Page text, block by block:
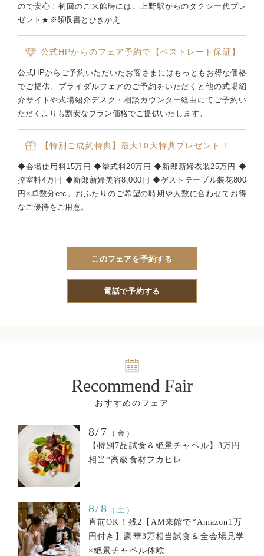
ので安心！初回のご来館時には、上野駅からのタクシー代プレ
ゼント★※領収書とひきかえ
公式HPからのフェア予約で【ベストレート保証】
公式HPからご予約いただいたお客さまにはもっともお得な価格
でご提供。ブライダルフェアのご予約をいただくと他の式場紹
介サイトや式場紹介デスク・相談カウンター経由にてご予約い
ただくよりも割安なプラン価格でご提供いたします。
【特別ご成約特典】最大10大特典プレゼント！
◆会場使用料15万円 ◆挙式料20万円 ◆新郎新婦衣装25万円 ◆
控室料4万円 ◆新郎新婦美容8,000円 ◆ゲストテーブル装花800
円×卓数分etc。おふたりのご希望の時期や人数に合わせてお得
なご優待をご用意。
このフェアを予約する
電話で予約する
Recommend Fair
8/7
（金）
【特別7品試食＆絶景チャペル】3万円
相当*高級食材フカヒレ
8/8
（土）
直前OK！残2【AM来館で*Amazon1万
円付き】豪華3万相当試食＆全会場見学
×絶景チャペル体験